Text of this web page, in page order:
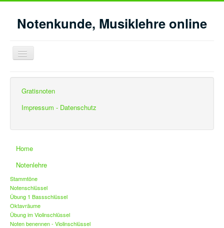
Notenkunde, Musiklehre online
Navigation
an/aus
Barock - Klassik- Romantik
Gratisnoten
Impressum - Datenschutz
Home
Notenlehre
Stammtöne
Notenschlüssel
Übung 1 Bassschlüssel
Oktavräume
Übung im Violinschlüssel
Noten benennen - Violinschlüssel